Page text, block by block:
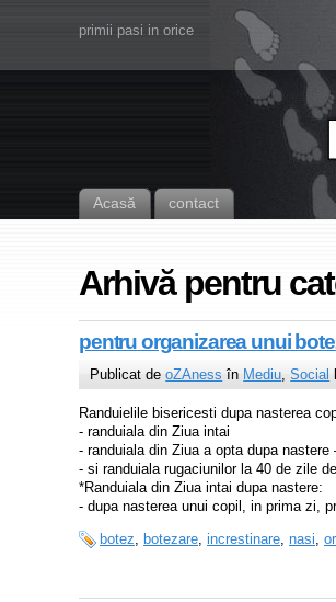
primii pasi in orice
Acasă contact
Arhivă pentru
pentru organizarea unui
Publicat deoZAness în Mediu ,Social
Randuielile bisericesti dupa nasterea
- randuiala din Ziua intai
- randuiala din Ziua a opta dupa
- si randuiala rugaciunilor la 40 de zile
*Randuiala din Ziua intai dupa nastere:
- dupa nasterea unui copil, in prima zi,
botez botezare increstinare nasi